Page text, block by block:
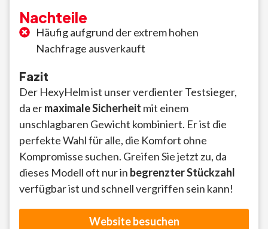
Nachteile
Häufig aufgrund der extrem hohen
Nachfrage ausverkauft
Fazit
Der HexyHelm ist unser verdienter Testsieger,
da ermaximale Sicherheit mit einem
unschlagbaren Gewicht kombiniert. Er ist die
perfekte Wahl für alle, die Komfort ohne
Kompromisse suchen. Greifen Sie jetzt zu, da
dieses Modell oft nur in begrenzter Stückzahl
verfügbar ist und schnell vergriffen sein kann!
Website besuchen